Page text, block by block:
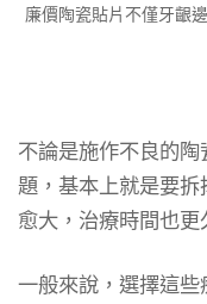
廉價陶瓷貼片不僅牙齦
不論是施作不良的
題，基本上就是要
愈大，治療時間也更
一般來說，選擇這